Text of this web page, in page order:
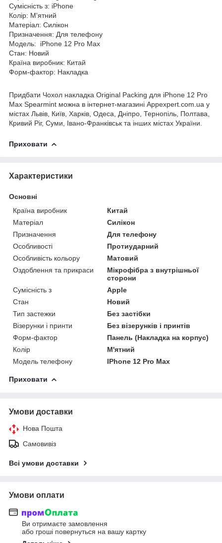
Сумісність з: iPhone
Колір: М'ятний
Матеріал: Силікон
Призначення: Для телефону
Модель: iPhone 12 Pro Max
Стан: Новий
Країна виробник: Китай
Форм-фактор: Накладка
Придбати Чохол накладка Original Packing для iPhone 12 Pro
Max Spearmint можна в інтернет-магазині Appexpert.com.ua у
містах Львів, Київ, Харків, Одеса, Дніпро, Тернопіль, Полтава,
Кривий Ріг, Суми, Івано-Франківськ та інших містах України.
Приховати
Характеристики
Основні
Країна виробник
Китай
Матеріал
Силікон
Призначення
Для телефону
Особливості
Протиударний
Особливість кольору
Матовий
Оздоблення та прикраси
Мікрофібра з внутрішньої
сторони
Сумісність з
Apple
Стан
Новий
Тип застежки
Без застібки
Візерунки і принти
Без візерунків і принтів
Форм-фактор
Панель (Накладка на корпус)
Колір
М'ятний
Модель телефону
IPhone 12 Pro Max
Приховати
Умови доставки
Нова Пошта
Самовивіз
Всі умови доставки
Умови оплати
Ви отримаєте замовлення
або гроші повернуться на вашу картку